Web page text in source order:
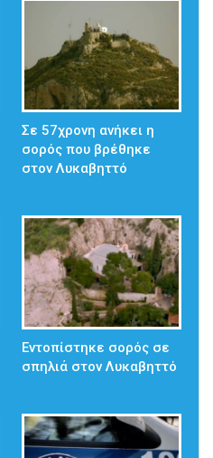
Σε 57χρονη ανήκει η
σορός που βρέθηκε
στον Λυκαβηττό
Εντοπίστηκε σορός σε
σπηλιά στον Λυκαβηττό